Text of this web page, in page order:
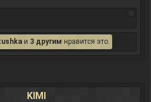
и 3 другим нравится это.
KIMI